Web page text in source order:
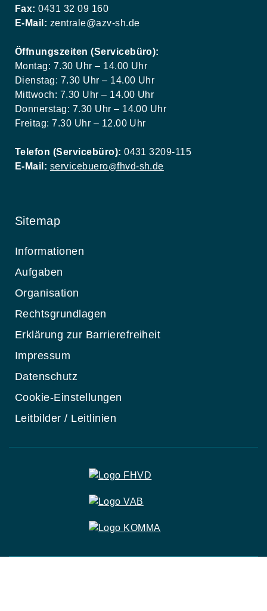
Fax: 0431 32 09 160
E-Mail: zentrale@azv-sh.de
Öffnungszeiten (Servicebüro):
Montag: 7.30 Uhr – 14.00 Uhr
Dienstag: 7.30 Uhr – 14.00 Uhr
Mittwoch: 7.30 Uhr – 14.00 Uhr
Donnerstag: 7.30 Uhr – 14.00 Uhr
Freitag: 7.30 Uhr – 12.00 Uhr
Telefon (Servicebüro): 0431 3209-115
E-Mail: servicebuero@fhvd-sh.de
Sitemap
Informationen
Aufgaben
Organisation
Rechtsgrundlagen
Erklärung zur Barrierefreiheit
Impressum
Datenschutz
Cookie-Einstellungen
Leitbilder / Leitlinien